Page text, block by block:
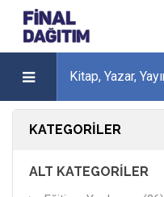
KATEGORILER
ALT KATEGORILER